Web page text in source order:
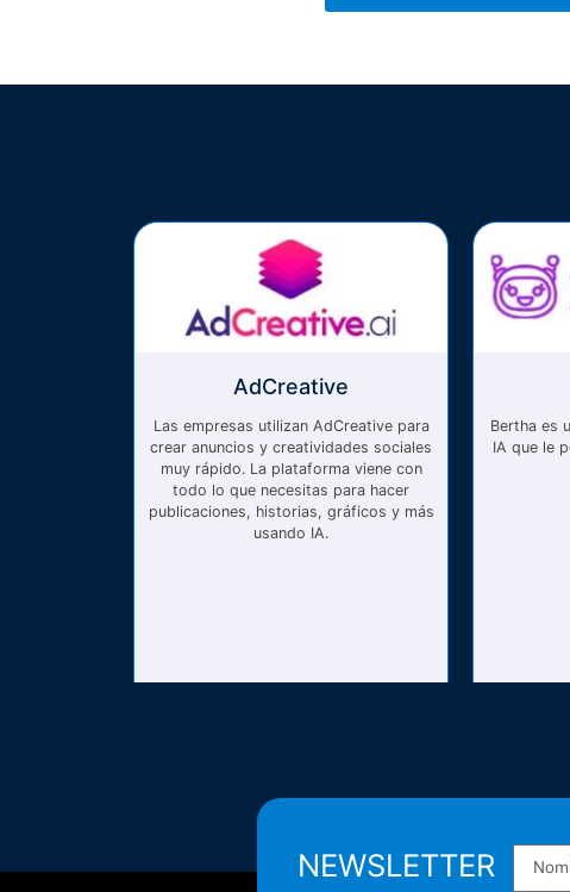
AdCreative
Las empresas utilizan AdCreative para
crear anuncios y creatividades sociales
muy rápido. La plataforma viene con
todo lo que necesitas para hacer
publicaciones, historias, gráficos y más
usando IA.
Bertha es
IA que le
NEWSLETTER